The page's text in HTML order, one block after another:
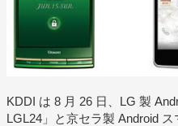
KDDI は 8 月 26 日、LG 製
LGL24」と京セラ製 Android